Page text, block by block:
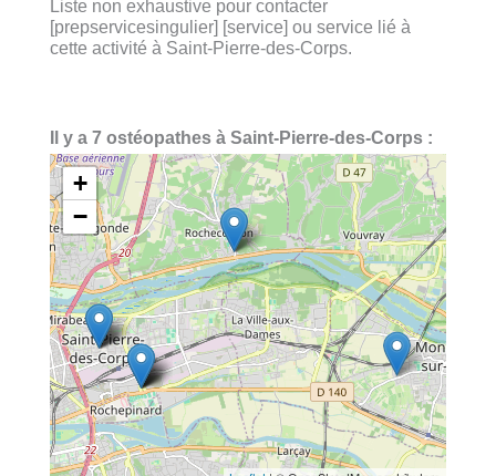
Liste non exhaustive pour contacter
[prepservicesingulier] [service] ou service lié à
cette activité à Saint-Pierre-des-Corps.
Il y a 7 ostéopathes à Saint-Pierre-des-Corps :
+
−